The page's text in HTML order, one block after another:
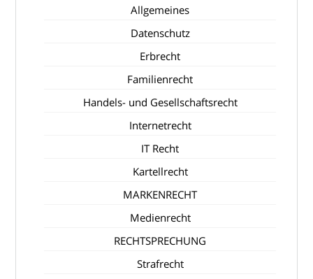
Allgemeines
Datenschutz
Erbrecht
Familienrecht
Handels- und Gesellschaftsrecht
Internetrecht
IT Recht
Kartellrecht
MARKENRECHT
Medienrecht
RECHTSPRECHUNG
Strafrecht